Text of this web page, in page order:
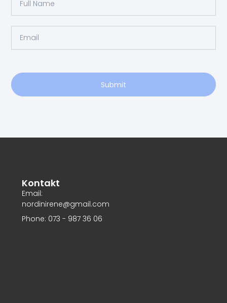
Submit
Kontakt
Email:
nordinirene@gmail.com
Phone: 073 - 987 36 06